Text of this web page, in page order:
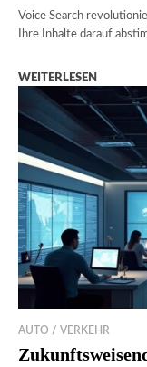
Voice Search
Ihre Inhalte darauf
WEITERLESEN
AUTO / VERKEHR